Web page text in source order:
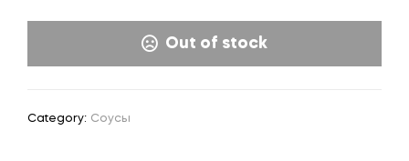
Out of stock
Category: Соусы